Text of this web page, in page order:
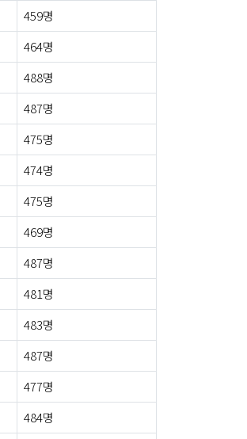
459명
464명
488명
487명
475명
474명
475명
469명
487명
481명
483명
487명
477명
484명